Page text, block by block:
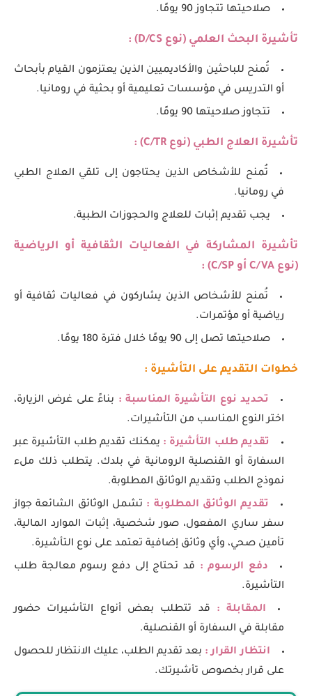
صلاحيتها تتجاوز 90 يومًا.
تأشيرة البحث العلمي (نوع D/CS
) :
تُمنح للباحثين والأكاديميين الذين يعتزمون القيام بأبحاث
أو التدريس في مؤسسات تعليمية أو بحثية في رومانيا.
تتجاوز صلاحيتها 90 يومًا.
تأشيرة العلاج الطبي (نوع C/TR
) :
تُمنح للأشخاص الذين يحتاجون إلى تلقي العلاج الطبي
في رومانيا.
يجب تقديم إثبات للعلاج والحجوزات الطبية.
تأشيرة المشاركة في الفعاليات الثقافية أو الرياضية
(نوع C/VA أو C/SP
) :
تُمنح للأشخاص الذين يشاركون في فعاليات ثقافية أو
رياضية أو مؤتمرات.
صلاحيتها تصل إلى 90 يومًا خلال فترة 180 يومًا.
خطوات التقديم على التأشيرة :
تحديد نوع التأشيرة المناسبة : بناءً على غرض الزيارة،
اختر النوع المناسب من التأشيرات.
تقديم طلب التأشيرة : يمكنك تقديم طلب التأشيرة عبر
السفارة أو القنصلية الرومانية في بلدك. يتطلب ذلك ملء
نموذج الطلب وتقديم الوثائق المطلوبة.
تقديم الوثائق المطلوبة : تشمل الوثائق الشائعة جواز
سفر ساري المفعول، صور شخصية، إثبات الموارد المالية،
تأمين صحي، وأي وثائق إضافية تعتمد على نوع التأشيرة.
دفع الرسوم : قد تحتاج إلى دفع رسوم معالجة طلب
التأشيرة.
المقابلة :
قد تتطلب بعض أنواع التأشيرات حضور
مقابلة في السفارة أو القنصلية.
انتظار القرار : بعد تقديم الطلب، عليك الانتظار للحصول
على قرار بخصوص تأشيرتك.